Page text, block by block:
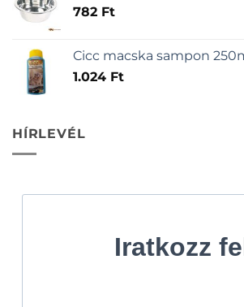
782 Ft
Cicc macska sampon
1.024 Ft
HÍRLEVÉL
Iratkozz